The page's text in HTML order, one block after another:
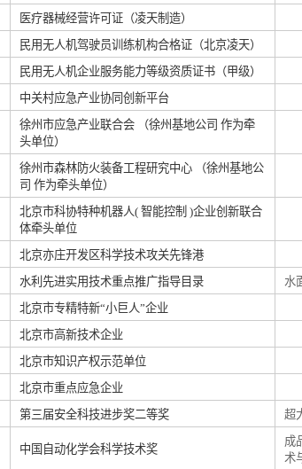
医疗器械经营许可证（凌天制造）
民用无人机驾驶员训练机构合格证（北京凌天）
民用无人机企业服务能力等级资质证书（甲级）
中关村应急产业协同创新平台
徐州市应急产业联合会 （徐州基地公司 作为牵
头单位）
徐州市森林防火装备工程研究中心 （徐州基地公
司 作为牵头单位）
北京市科协特种机器人( 智能控制 )企业创新联合
体牵头单位
北京亦庄开发区科学技术攻关先锋港
水利先进实用技术重点推广指导目录
水
北京市专精特新“小巨人”企业
北京市高新技术企业
北京市知识产权示范单位
北京市重点应急企业
第三届安全科技进步奖二等奖 超
中国自动化学会科学技术奖
成
术